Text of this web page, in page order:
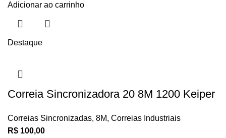
Adicionar ao carrinho
Destaque
Correia Sincronizadora 20 8M 1200 Keiper
Correias Sincronizadas, 8M, Correias Industriais
R$ 100,00